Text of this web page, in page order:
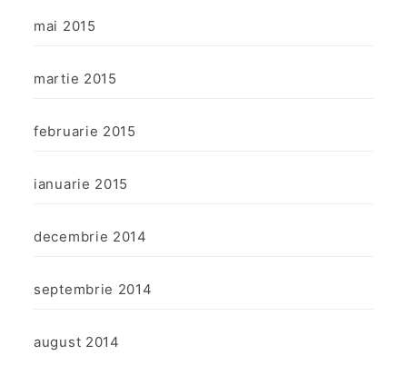
mai 2015
martie 2015
februarie 2015
ianuarie 2015
decembrie 2014
septembrie 2014
august 2014